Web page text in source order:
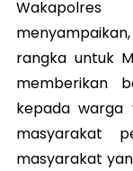
Wakapolres
rangka untuk
memberikan
kepada warga
masyarakat
masyarakat